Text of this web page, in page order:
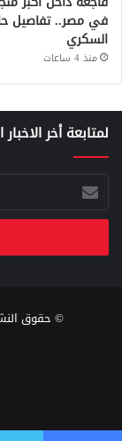
في مصر.. تفاصيل
السكري
منذ 4 ساعات
لمتابعة أخر
أدخل
بريدك
الإلكتروني
© حقوق النشر 2026، جميع الحقوق